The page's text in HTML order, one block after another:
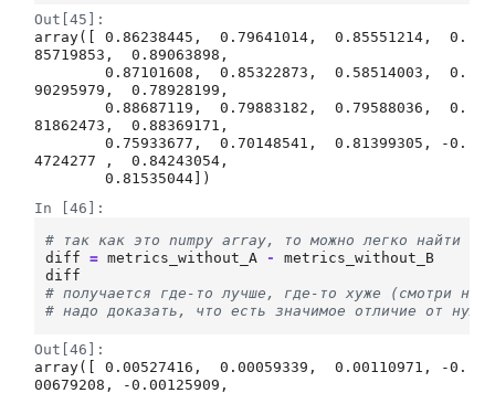
Out[45]:
array([ 0.86238445,  0.79641014,  0.85551214,  0.
85719853,  0.89063898,
90295979,  0.78928199,
81862473,  0.88369171,
4724277 ,  0.84243054,
        0.81535044])
In [46]:
# так как это numpy array, то можно легко найти
diff
= metrics_without_A -
metrics_without_B
diff
# получается где-то лучше, где-то хуже (смотри на
# надо доказать, что есть значимое отличие от нуля
Out[46]:
array([ 0.00527416,  0.00059339,  0.00110971, -0.
00679208, -0.00125909,